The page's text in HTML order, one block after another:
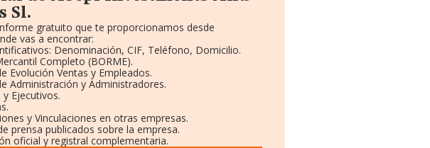
Sl.
gratuito que te proporcionamos desde
vas a encontrar:
Denominación, CIF, Teléfono, Domicilio.
Completo (BORME).
Evolución Ventas y Empleados.
Administración y Administradores.
Ejecutivos.
y Vinculaciones en otras empresas.
prensa publicados sobre la empresa.
oficial y registral complementaria.